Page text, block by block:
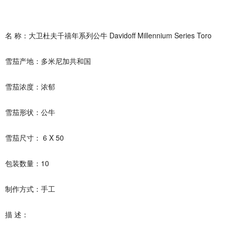
名 称：大卫杜夫千禧年系列公牛 Davidoff Millennium Series Toro
雪茄产地：多米尼加共和国
雪茄浓度：浓郁
雪茄形状：公牛
雪茄尺寸： 6 X 50
包装数量：10
制作方式：手工
描 述：